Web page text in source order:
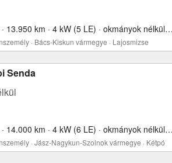
2013 · 13.950 km · 4 kW (5 LE) · okmányok nélkül · 49 cm³
· Bács-Kiskun vármegye · Lajosmizse
Senda
2016 · 14.000 km · 4 kW (6 LE) · okmányok nélkül · 50 cm³
· Jász-Nagykun-Szolnok vármegye · Kétpó